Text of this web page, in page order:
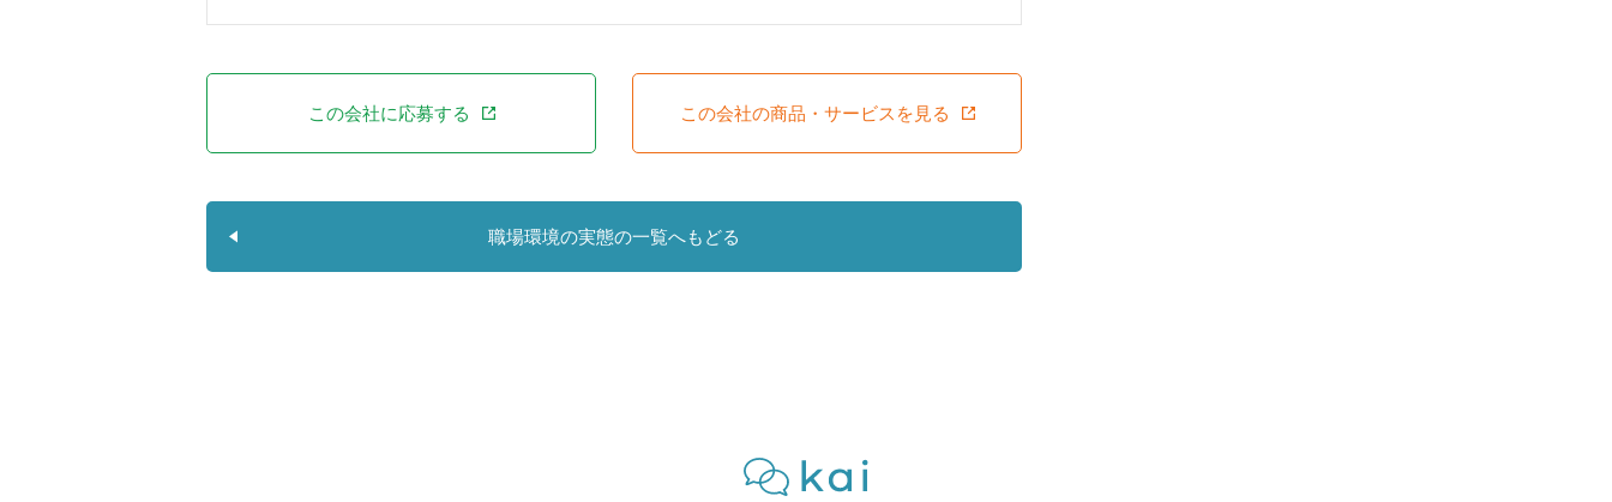
この会社に応募する この会社の商品・サービスを見る
職場環境の実態の一覧へもどる